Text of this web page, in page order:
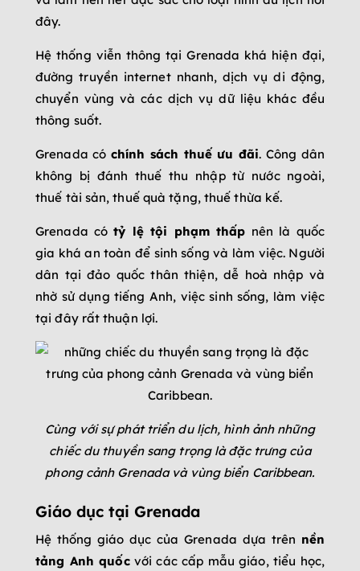
đây.
Hệ thống viễn thông tại Grenada khá hiện đại,
đường truyền internet nhanh, dịch vụ di động,
chuyển vùng và các dịch vụ dữ liệu khác đều
thông suốt.
Grenada có chính sách thuế ưu đãi. Công dân
không bị đánh thuế thu nhập từ nước ngoài,
thuế tài sản, thuế quà tặng, thuế thừa kế.
Grenada cótỷ lệ tội phạm thấp nên là quốc
gia khá an toàn để sinh sống và làm việc. Người
dân tại đảo quốc thân thiện, dễ hoà nhập và
nhờ sử dụng tiếng Anh, việc sinh sống, làm việc
tại đây rất thuận lợi.
Cùng với sự phát triển du lịch, hình ảnh những
chiếc du thuyền sang trọng là đặc trưng của
phong cảnh Grenada và vùng biển Caribbean.
Giáo dục tại Grenada
Hệ thống giáo dục của Grenada dựa trên nền
tảng Anh quốcvới các cấp mẫu giáo, tiểu học,